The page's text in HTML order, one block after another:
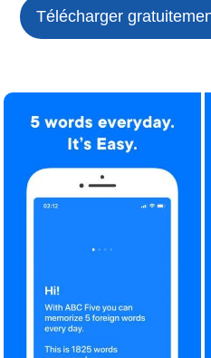
Télécharger